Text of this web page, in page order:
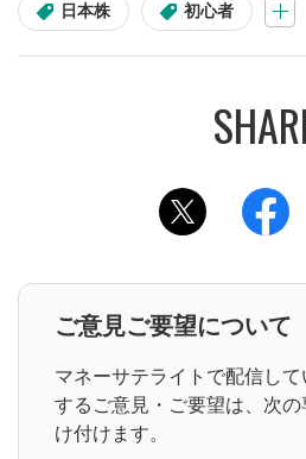
動画の種類
日本株 初心者
このページをツ
この
ご意見ご要望について
マネーサテライトで配信し
するご意見・ご要望は、次
け付けます。